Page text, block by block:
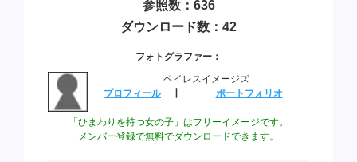
参照数：636
ダウンロード数：42
フォトグラファー：
ペイレスイメージズ
プロフィール
ポートフォリオ
「ひまわりを持つ女の子」はフリーイメージです。
メンバー登録で無料でダウンロードできます。